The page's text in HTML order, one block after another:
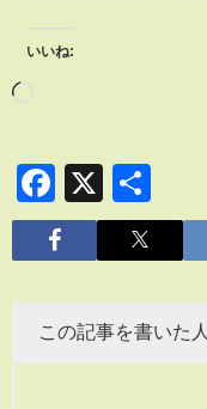
いいね:
Facebook
X
有
この記事を書いた人